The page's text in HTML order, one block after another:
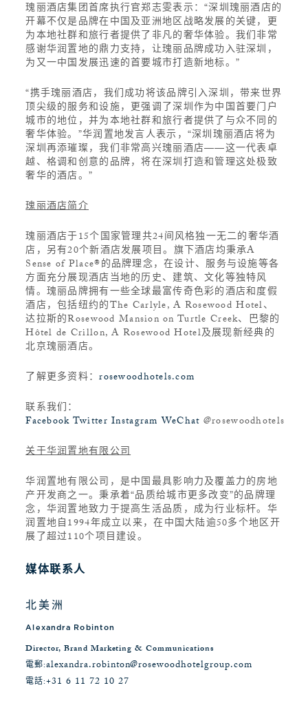
瑰丽酒店集团首席执行官郑志雯表示：“深圳瑰丽酒店的
开幕不仅是品牌在中国及亚洲地区战略发展的关键，更
为本地社群和旅行者提供了非凡的奢华体验。我们非常
感谢华润置地的鼎力支持，让瑰丽品牌成功入驻深圳，
为又一中国发展迅速的首要城市打造新地标。”
“携手瑰丽酒店，我们成功将该品牌引入深圳，带来世界
顶尖级的服务和设施，更强调了深圳作为中国首要门户
城市的地位，并为本地社群和旅行者提供了与众不同的
奢华体验。”华润置地发言人表示，“深圳瑰丽酒店将为
深圳再添璀璨，我们非常高兴瑰丽酒店——这一代表卓
越、格调和创意的品牌，将在深圳打造和管理这处极致
奢华的酒店。”
瑰丽酒店简介
瑰丽酒店于15个国家管理共24间风格独一无二的奢华酒
店，另有20个新酒店发展项目。旗下酒店均秉承A
Sense of Place®的品牌理念，在设计、服务与设施等各
方面充分展现酒店当地的历史、建筑、文化等独特风
情。瑰丽品牌拥有一些全球最富传奇色彩的酒店和度假
酒店，包括纽约的The Carlyle, A Rosewood Hotel、
达拉斯的Rosewood Mansion on Turtle Creek、巴黎的
Hôtel de Crillon, A Rosewood Hotel及展现新经典的
北京瑰丽酒店。
了解更多资料：rosewoodhotels.com
联系我们：
Facebook Twitter Instagram WeChat @rosewoodhotels
关于华润置地有限公司
华润置地有限公司，是中国最具影响力及覆盖力的房地
产开发商之一。秉承着“品质给城市更多改变”的品牌理
念，华润置地致力于提高生活品质，成为行业标杆。华
润置地自1994年成立以来，在中国大陆逾50多个地区开
展了超过110个项目建设。
媒体联系人
北美洲
Alexandra Robinton
Director, Brand Marketing & Communications
電郵:alexandra.robinton@rosewoodhotelgroup.com
電話:+31 6 11 72 10 27